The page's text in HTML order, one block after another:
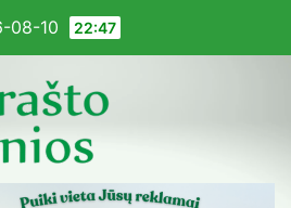
08-10 22:47